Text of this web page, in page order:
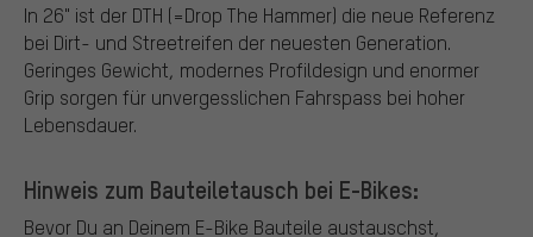
In 26" ist der DTH (=Drop The Hammer) die neue Referenz
bei Dirt- und Streetreifen der neuesten Generation.
Geringes Gewicht, modernes Profildesign und enormer
Grip sorgen für unvergesslichen Fahrspass bei hoher
Lebensdauer.
Hinweis zum Bauteiletausch bei E-Bikes:
Bevor Du an Deinem E-Bike Bauteile austauschst,